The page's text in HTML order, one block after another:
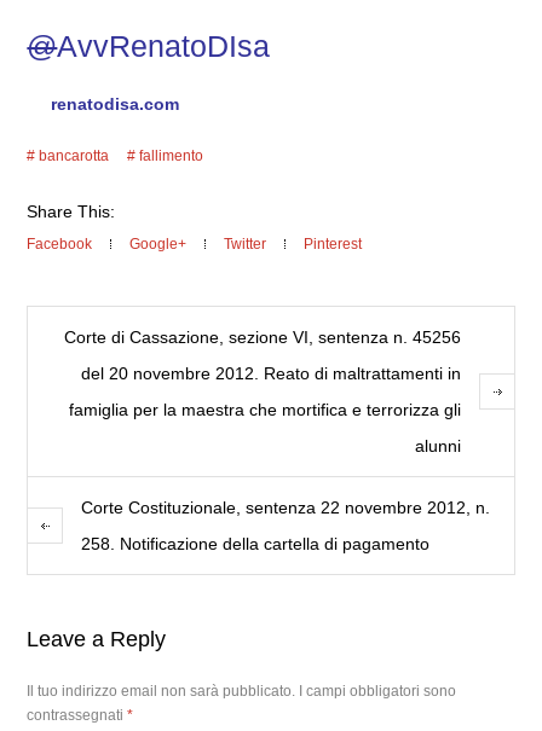
@AvvRenatoDIsa
renatodisa.com
bancarotta fallimento
Share This:
Facebook Google+ Twitter Pinterest
Corte di Cassazione, sezione VI, sentenza n. 45256
del 20 novembre 2012. Reato di maltrattamenti in
famiglia per la maestra che mortifica e terrorizza gli
alunni
Corte Costituzionale, sentenza 22 novembre 2012, n.
258. Notificazione della cartella di pagamento
Leave a Reply
Il tuo indirizzo email non sarà pubblicato.
I campi obbligatori sono
contrassegnati*